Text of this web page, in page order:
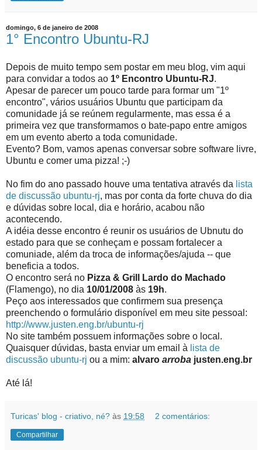
domingo, 6 de janeiro de 2008
1° Encontro Ubuntu-RJ
Depois de muito tempo sem postar em meu blog, vim aqui
para convidar a todos ao 1º Encontro Ubuntu-RJ.
Apesar de parecer um pouco tarde para formar um "1º
encontro", vários usuários Ubuntu que participam da
comunidade já se reúnem regularmente, mas essa é a
primeira vez que transformamos o bate-papo entre amigos
em um evento aberto a toda comunidade.
Evento? Bom, vamos apenas conversar sobre software livre,
Ubuntu e comer uma pizza! ;-)
No fim do ano passado houve uma tentativa através da lista
de discussão ubuntu-rj, mas por conta da forte chuva do dia
e dúvidas sobre local, dia e horário, acabou não
acontecendo.
A idéia desse encontro é reunir os usuários de Ubnutu do
estado para que se conheçam e possam fortalecer a
comuniade, além da troca de informações/ajuda -- que
beneficia a todos.
O encontro será no Pizza & Grill Lardo do Machado
(Flamengo), no dia 10/01/2008 às 19h.
Peço aos interessados que confirmem sua presença
preenchendo o formulário disponível em meu site pessoal:
http://www.justen.eng.br/ubuntu-rj
No site também possuem informações sobre o local.
Quaisquer dúvidas, basta enviar um email à lista de
discussão ubuntu-rj ou a mim: alvaro arroba justen.eng.br
Até lá!
Turicas' blog - criativo, né? às 19:58 2 comentários:
Compartilhar